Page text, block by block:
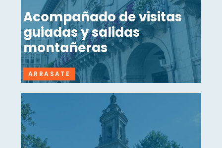
Acompañado de visitas
guiadas y salidas
montañeras
ARRASATE